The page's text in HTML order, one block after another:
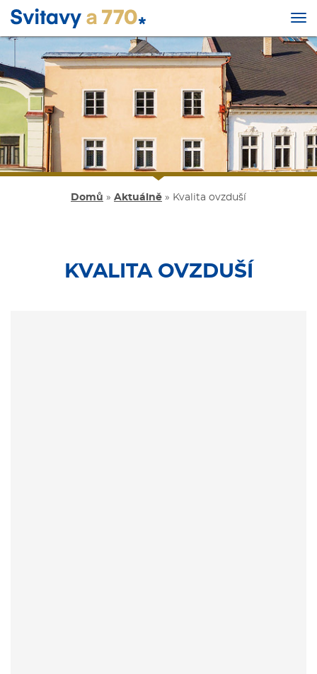
k
hlavnímu
obsahu
Domů » Aktuálně » Kvalita ovzduší
KVALITA OVZDUŠÍ